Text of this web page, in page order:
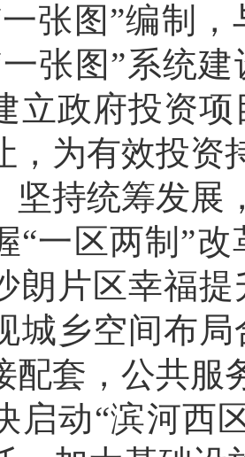
张图”编制
张图”系统
立政府投资
，为有效投资
统筹发展
区两制”改
朗片区幸福
城乡空间布
配套，公共服
动“滨河西区